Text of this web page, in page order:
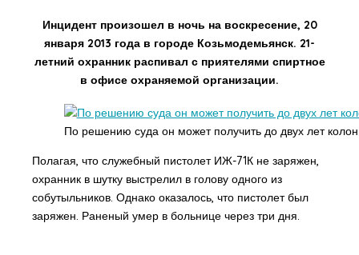
Инцидент произошел в ночь на воскресение, 20
января 2013 года в городе Козьмодемьянск. 21-
летний охранник распивал с приятелями спиртное
в офисе охраняемой организации.
По решению суда он может получить до двух лет
Полагая, что служебный пистолет ИЖ-71К не заряжен,
охранник в шутку выстрелил в голову одного из
собутыльников. Однако оказалось, что пистолет был
заряжен. Раненый умер в больнице через три дня.